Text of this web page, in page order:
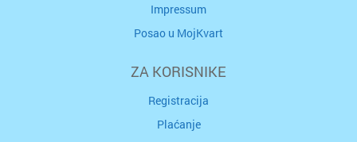
Impressum
Posao u MojKvart
ZA KORISNIKE
Registracija
Plaćanje